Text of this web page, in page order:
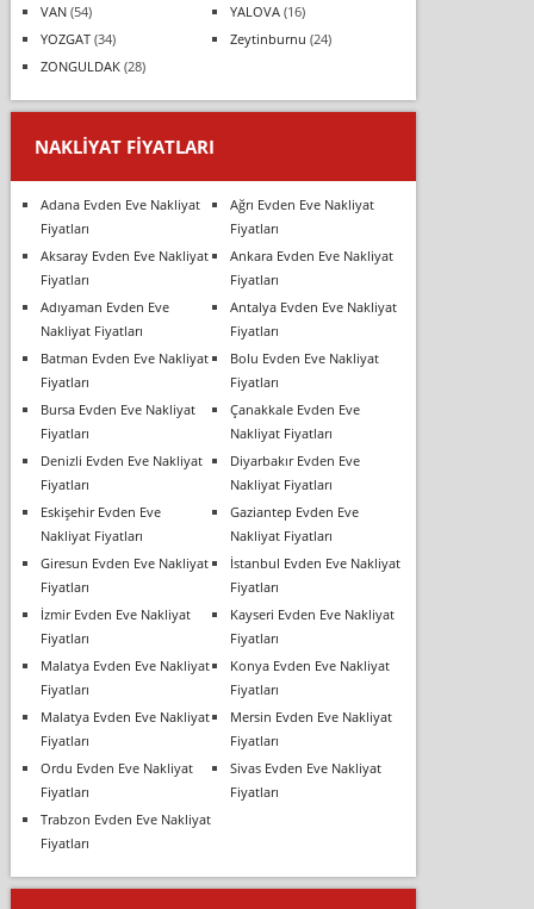
VAN(54) YALOVA(16)
YOZGAT(34) Zeytinburnu (24)
ZONGULDAK(28)
NAKLIYAT FIYATLARI
Adana Evden Eve Nakliyat
Fiyatları
Ağrı Evden Eve Nakliyat
Fiyatları
Aksaray Evden Eve Nakliyat
Fiyatları
Ankara Evden Eve Nakliyat
Fiyatları
Adıyaman Evden Eve
Nakliyat Fiyatları
Antalya Evden Eve Nakliyat
Fiyatları
Batman Evden Eve Nakliyat
Fiyatları
Bolu Evden Eve Nakliyat
Fiyatları
Bursa Evden Eve Nakliyat
Fiyatları
Çanakkale Evden Eve
Nakliyat Fiyatları
Denizli Evden Eve Nakliyat
Fiyatları
Diyarbakır Evden Eve
Nakliyat Fiyatları
Eskişehir Evden Eve
Nakliyat Fiyatları
Gaziantep Evden Eve
Nakliyat Fiyatları
Giresun Evden Eve Nakliyat
Fiyatları
İstanbul Evden Eve Nakliyat
Fiyatları
İzmir Evden Eve Nakliyat
Fiyatları
Kayseri Evden Eve Nakliyat
Fiyatları
Malatya Evden Eve Nakliyat
Fiyatları
Konya Evden Eve Nakliyat
Fiyatları
Malatya Evden Eve Nakliyat
Fiyatları
Mersin Evden Eve Nakliyat
Fiyatları
Ordu Evden Eve Nakliyat
Fiyatları
Sivas Evden Eve Nakliyat
Fiyatları
Trabzon Evden Eve Nakliyat
Fiyatları